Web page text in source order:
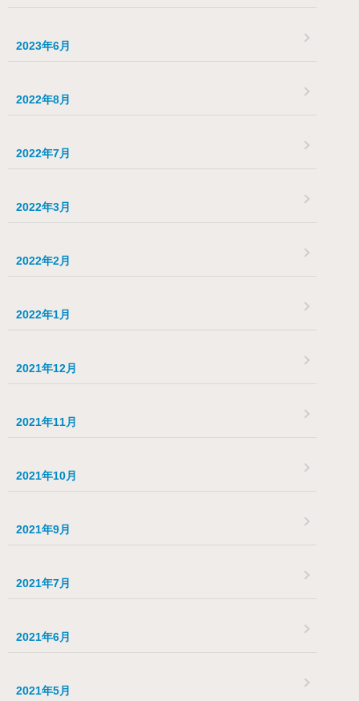
2023年6月
2022年8月
2022年7月
2022年3月
2022年2月
2022年1月
2021年12月
2021年11月
2021年10月
2021年9月
2021年7月
2021年6月
2021年5月